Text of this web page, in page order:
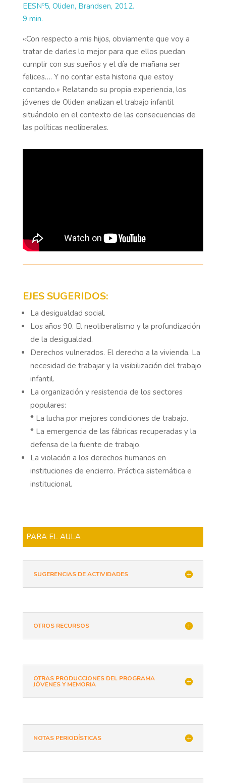
EESNº5, Oliden, Brandsen, 2012.
9 min.
«Con respecto a mis hijos, obviamente que voy a
tratar de darles lo mejor para que ellos puedan
cumplir con sus sueños y el día de mañana ser
felices…. Y no contar esta historia que estoy
contando.» Relatando su propia experiencia, los
jóvenes de Oliden analizan el trabajo infantil
situándolo en el contexto de las consecuencias de
las políticas neoliberales.
EJES SUGERIDOS:
La desigualdad social.
Los años 90. El neoliberalismo y la profundización
de la desigualdad.
Derechos vulnerados. El derecho a la vivienda. La
necesidad de trabajar y la visibilización del trabajo
infantil.
La organización y resistencia de los sectores
populares:
* La lucha por mejores condiciones de trabajo.
* La emergencia de las fábricas recuperadas y la
defensa de la fuente de trabajo.
La violación a los derechos humanos en
instituciones de encierro. Práctica sistemática e
institucional.
PARA EL AULA
SUGERENCIAS DE ACTIVIDADES
OTROS RECURSOS
OTRAS PRODUCCIONES DEL PROGRAMA
JÓVENES Y MEMORIA
NOTAS PERIODÍSTICAS